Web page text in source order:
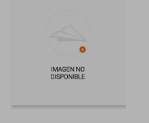
dcto.